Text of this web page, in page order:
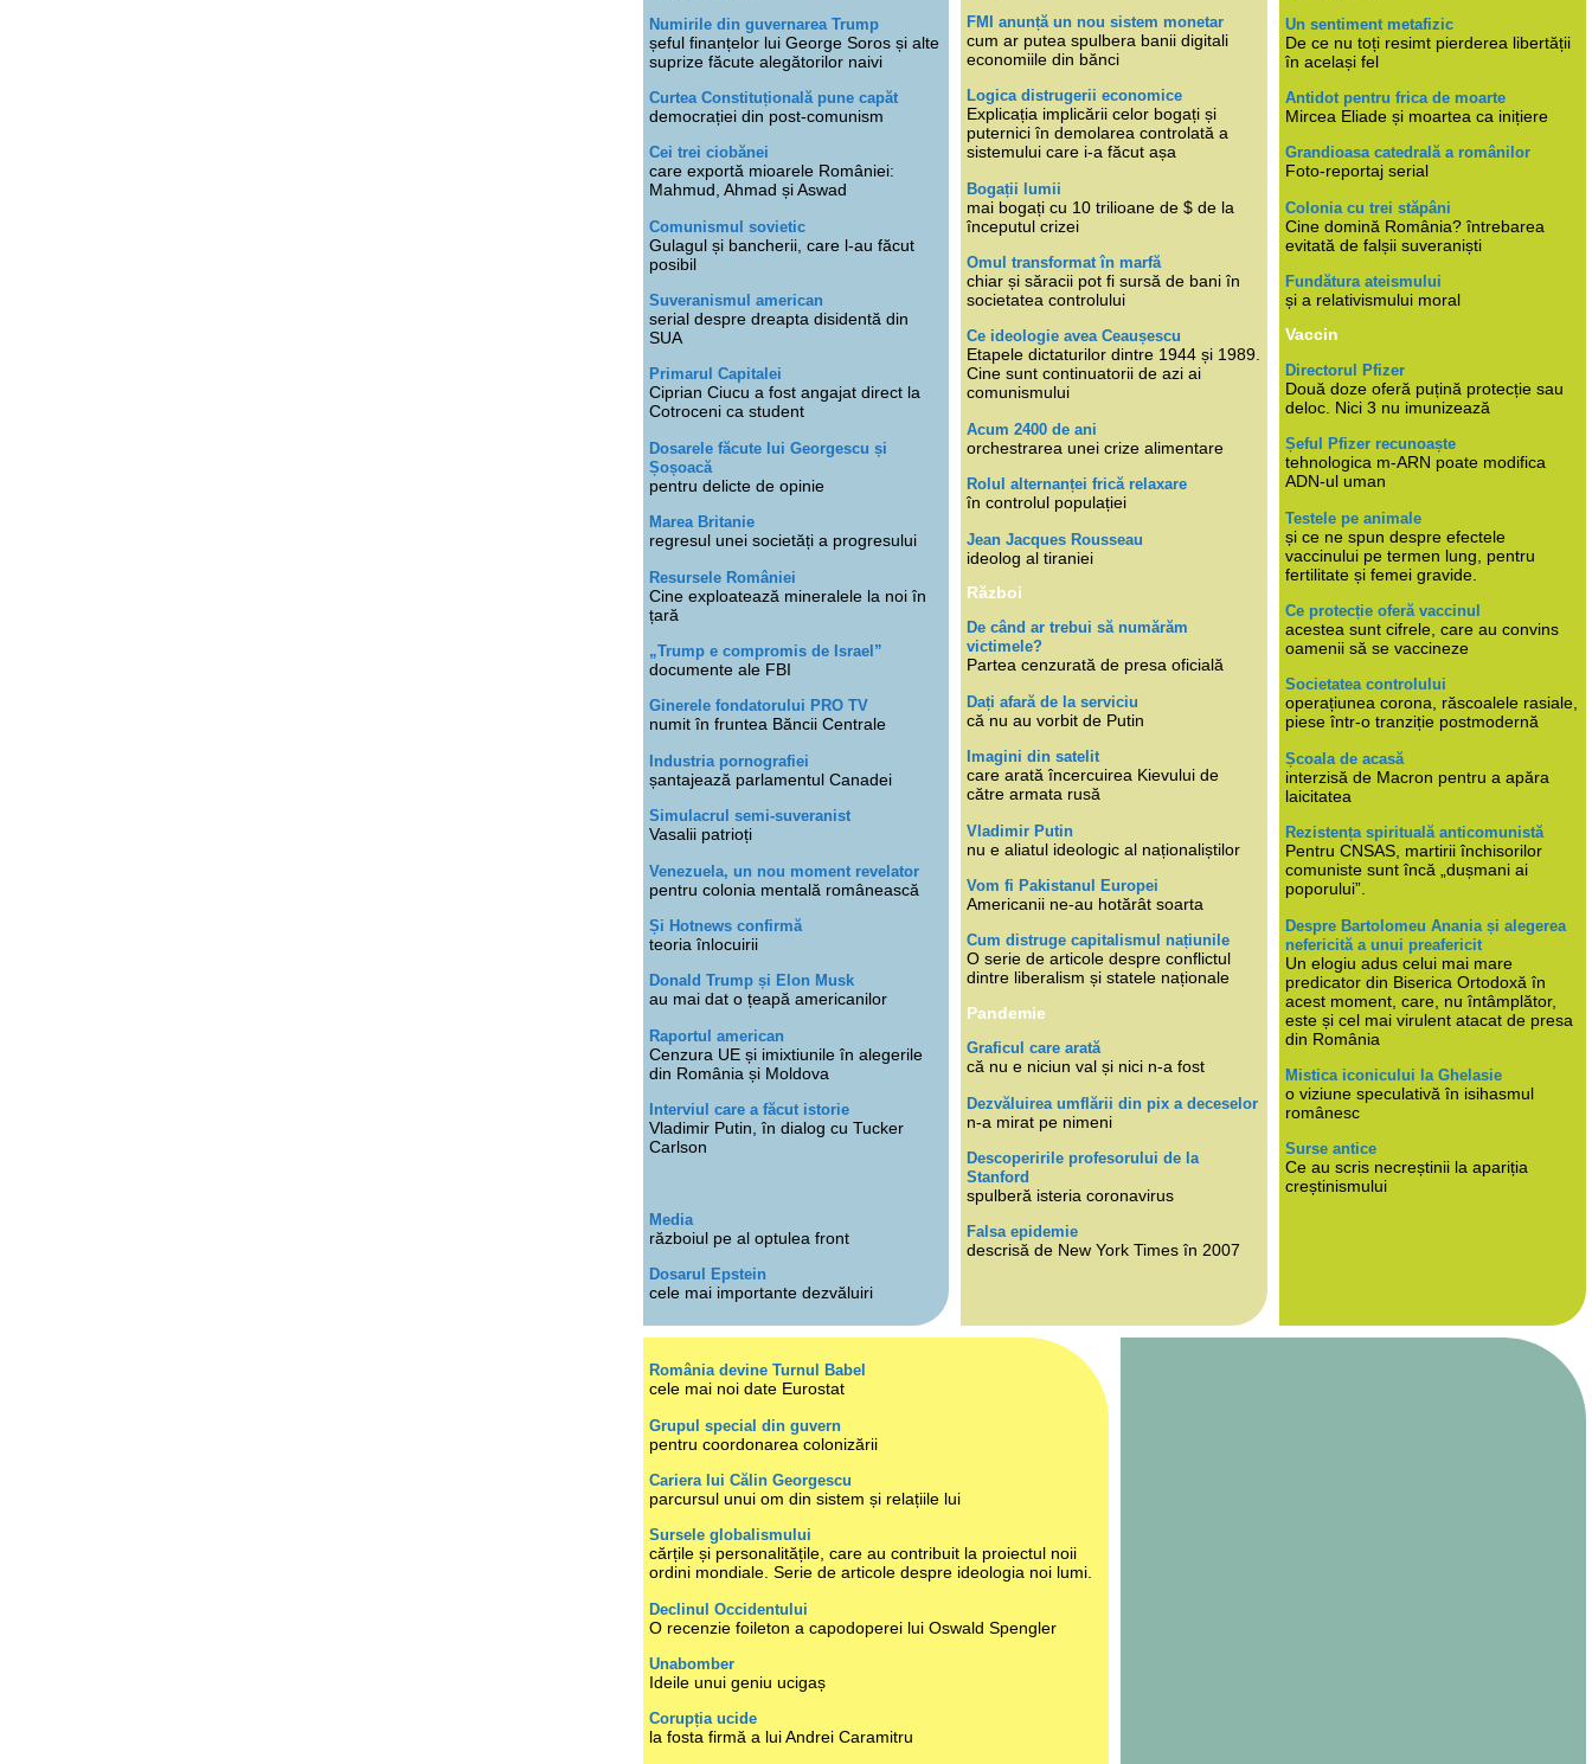
Numirile din guvernarea Trump
șeful finanțelor lui George Soros și alte
suprize făcute alegătorilor naivi
Curtea Constituțională pune capăt
democrației din post-comunism
Cei trei ciobănei
care exportă mioarele României:
Mahmud, Ahmad și Aswad
Comunismul sovietic
Gulagul și bancherii, care l-au făcut
posibil
Suveranismul american
serial despre dreapta disidentă din
SUA
Primarul Capitalei
Ciprian Ciucu a fost angajat direct la
Cotroceni ca student
Dosarele făcute lui Georgescu și
Șoșoacă
pentru delicte de opinie
Marea Britanie
regresul unei societăți a progresului
Resursele României
Cine exploatează mineralele la noi în
țară
„Trump e compromis de Israel”
documente ale FBI
Ginerele fondatorului PRO TV
numit în fruntea Băncii Centrale
Industria pornografiei
șantajează parlamentul Canadei
Simulacrul semi-suveranist
Vasalii patrioți
Venezuela, un nou moment revelator
pentru colonia mentală românească
Și Hotnews confirmă
teoria înlocuirii
Donald Trump și Elon Musk
au mai dat o țeapă americanilor
Raportul american
Cenzura UE și imixtiunile în alegerile
din România și Moldova
Interviul care a făcut istorie
Vladimir Putin, în dialog cu Tucker
Carlson
Media
războiul pe al optulea front
Dosarul Epstein
cele mai importante dezvăluiri
FMI anunță un nou sistem monetar
cum ar putea spulbera banii digitali
economiile din bănci
Logica distrugerii economice
Explicația implicării celor bogați și
puternici în demolarea controlată a
sistemului care i-a făcut așa
Bogații lumii
mai bogați cu 10 trilioane de $ de la
începutul crizei
Omul transformat în marfă
chiar și săracii pot fi sursă de bani în
societatea controlului
Ce ideologie avea Ceaușescu
Etapele dictaturilor dintre 1944 și 1989.
Cine sunt continuatorii de azi ai
comunismului
Acum 2400 de ani
orchestrarea unei crize alimentare
Rolul alternanței frică relaxare
în controlul populației
Jean Jacques Rousseau
ideolog al tiraniei
Război
De când ar trebui să numărăm
victimele?
Partea cenzurată de presa oficială
Dați afară de la serviciu
că nu au vorbit de Putin
Imagini din satelit
care arată încercuirea Kievului de
către armata rusă
Vladimir Putin
nu e aliatul ideologic al naționaliștilor
Vom fi Pakistanul Europei
Americanii ne-au hotărât soarta
Cum distruge capitalismul națiunile
O serie de articole despre conflictul
dintre liberalism și statele naționale
Pandemie
Graficul care arată
că nu e niciun val și nici n-a fost
Dezvăluirea umflării din pix a deceselor
n-a mirat pe nimeni
Descoperirile profesorului de la
Stanford
spulberă isteria coronavirus
Falsa epidemie
descrisă de New York Times în 2007
Un sentiment metafizic
De ce nu toți resimt pierderea libertății
în același fel
Antidot pentru frica de moarte
Mircea Eliade și moartea ca inițiere
Grandioasa catedrală a românilor
Foto-reportaj serial
Colonia cu trei stăpâni
Cine domină România? întrebarea
evitată de falșii suveraniști
Fundătura ateismului
și a relativismului moral
Vaccin
Directorul Pfizer
Două doze oferă puțină protecție sau
deloc. Nici 3 nu imunizează
Șeful Pfizer recunoaște
tehnologica m-ARN poate modifica
ADN-ul uman
Testele pe animale
și ce ne spun despre efectele
vaccinului pe termen lung, pentru
fertilitate și femei gravide.
Ce protecție oferă vaccinul
acestea sunt cifrele, care au convins
oamenii să se vaccineze
Societatea controlului
operațiunea corona, răscoalele rasiale,
piese într-o tranziție postmodernă
Școala de acasă
interzisă de Macron pentru a apăra
laicitatea
Rezistența spirituală anticomunistă
Pentru CNSAS, martirii închisorilor
comuniste sunt încă „dușmani ai
poporului”.
Despre Bartolomeu Anania și alegerea
nefericită a unui preafericit
Un elogiu adus celui mai mare
predicator din Biserica Ortodoxă în
acest moment, care, nu întâmplător,
este și cel mai virulent atacat de presa
din România
Mistica iconicului la Ghelasie
o viziune speculativă în isihasmul
românesc
Surse antice
Ce au scris necreștinii la apariția
creștinismului
România devine Turnul Babel
cele mai noi date Eurostat
Grupul special din guvern
pentru coordonarea colonizării
Cariera lui Călin Georgescu
parcursul unui om din sistem și relațiile lui
Sursele globalismului
cărțile și personalitățile, care au contribuit la proiectul noii
ordini mondiale. Serie de articole despre ideologia noi lumi.
Declinul Occidentului
O recenzie foileton a capodoperei lui Oswald Spengler
Unabomber
Ideile unui geniu ucigaș
Corupția ucide
la fosta firmă a lui Andrei Caramitru